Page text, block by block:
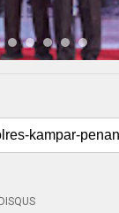
DISQUS